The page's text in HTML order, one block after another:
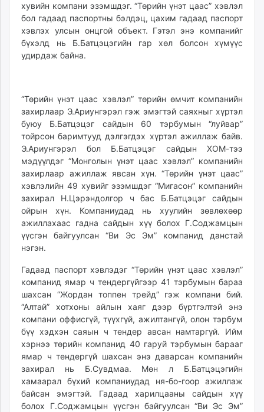
хувийн компани эзэмшдэг. “Төрийн үнэт цаас” хэвлэл
бол гадаад паспортны бэлдэц, цахим гадаад паспорт
хэвлэх улсын онцгой объект. Гэтэл энэ компанийг
бүхэлд нь Б.Батцэцэгийн гар хөл болсон хүмүүс
удирдаж байна.
“Төрийн үнэт цаас хэвлэл” төрийн өмчит компанийн
захирлаар Э.Ариунгэрэл гэж эмэгтэй саяхныг хүртэл
буюу Б.Батцэцэг сайдын 60 тэрбумын “луйвар”
тойрсон баримтууд дэлгэгдэх хүртэл ажиллаж байв.
Э.Ариунгэрэл бол Б.Батцэцэг сайдын ХОМ-тээ
мэдүүлдэг “Монголын үнэт цаас хэвлэл” компанийн
захирлаар ажиллаж явсан хүн. “Төрийн үнэт цаас”
хэвлэлийн 49 хувийг эзэмшдэг “Мигасон” компанийн
захирал Н.Цэрэндолгор ч бас Б.Батцэцэг сайдын
ойрын хүн. Компаниудад нь хуулийн зөвлөхөөр
ажиллахаас гадна сайдын хүү болох Г.Соджамцын
үүсгэн байгуулсан “Ви Эс Эм” компанид данстай
нэгэн.
Гадаад паспорт хэвлэдэг “Төрийн үнэт цаас хэвлэл”
компанид ямар ч тендергүйгээр 41 тэрбумын бараа
шахсан “Жордан топпен трейд” гэж компани бий.
“Алтай” хотхоны айлын хаяг дээр бүртгэлтэй энэ
компани оффисгүй, түүхгүй, ажилтангүй, олон тэрбум
бүү хэдхэн саяын ч тендер авсан намтаргүй. Ийм
хэрнээ төрийн компанид 40 гаруй тэрбумын барааг
ямар ч тендергүй шахсан энэ даварсан компанийн
захирал нь Б.Сувдмаа. Мөн л Б.Батцэцэгийн
хамаарал бүхий компаниудад ня-бо-гоор ажиллаж
байсан эмэгтэй. Гадаад харилцааны сайдын хүү
болох Г.Соджамцын үүсгэн байгуулсан “Ви Эс Эм”